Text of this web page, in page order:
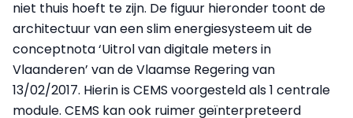
niet thuis hoeft te zijn. De figuur hieronder toont de
architectuur van een slim energiesysteem uit de
conceptnota ‘Uitrol van digitale meters in
Vlaanderen’ van de Vlaamse Regering van
13/02/2017. Hierin is CEMS voorgesteld als 1 centrale
module. CEMS kan ook ruimer geïnterpreteerd